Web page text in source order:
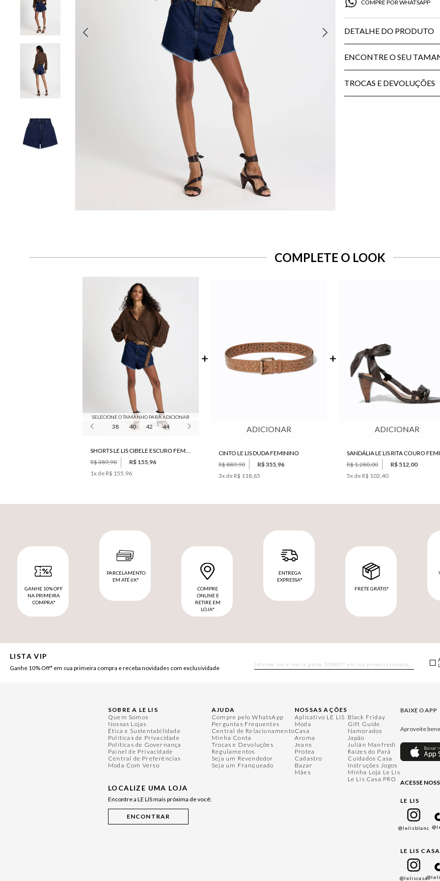
COMPRE POR WHATSAPP
DETALHE DO PRODUTO
ENCONTRE O SEU
TROCAS E DEVOLUÇÕES
COMPLETE O LOOK
SELECIONE O TAMANHO PARA ADICIONAR
38 40 42 44
SHORTS LE LIS CIBELE ESCURO FEMININO
R$ 389,90
R$ 155,96
1x de R$ 155,96
ADICIONAR
CINTO LE LIS DUDA FEMININO
R$ 889,90
R$ 355,96
3x de R$ 118,65
ADICIONAR
R$ 1.280,00
R$ 512,00
5x de R$ 102,40
GANHE 10% OFF
NA PRIMEIRA
COMPRA*
PARCELAMENTO
EM ATÉ 6X*
COMPRE
ONLINE E
RETIRE EM
LOJA*
ENTREGA
EXPRESSA*
FRETE GRÁTIS*
LISTA VIP
Ganhe 10% Off* em sua primeira compra e receba novidades com exclusividade
SOBRE A LE LIS
Quem Somos
Nossas Lojas
Ética e Sustentabilidade
Políticas de Privacidade
Políticas de Governança
Painel de Privacidade
Central de Preferências
Moda Com Verso
LOCALIZE UMA LOJA
Encontre a LE LIS mais próxima de você:
AJUDA
Compre pelo WhatsApp
Perguntas Frequentes
Central de Relacionamento
Minha Conta
Trocas e Devoluções
Regulamentos
Seja um Revendedor
Seja um Franqueado
NOSSAS AÇÕES
Aplicativo LE LIS
Moda
Casa
Aroma
Jeans
Protea
Cadastro
Bazar
Mães
Black Friday
Gift Guide
Namorados
Japão
Julián Manfredi
Raízes do Pará
Cuidados Casa
Instruções Jogos
Minha Loja Le Lis
Le Lis Casa PRO
BAIXE O APP
Aproveite
ACESSE
LE LIS
@lelisblanc
LE LIS CASA
@leliscasa